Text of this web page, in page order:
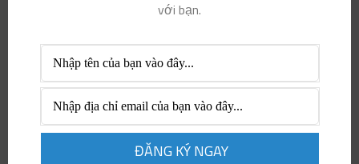
Sức khỏe & Làm đẹp
Thịnh hành
Thông tin doanh nghiệp
Tri thức & Nghệ thuật
Tuyển dụng & Việc làm
với bạn.